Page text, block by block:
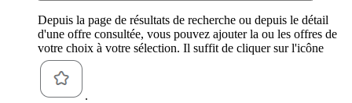
Depuis la page de résultats de recherche ou depuis le détail
d'une offre consultée, vous pouvez ajouter la ou les offres de
votre choix à votre sélection. Il suffit de cliquer sur l'icône
.